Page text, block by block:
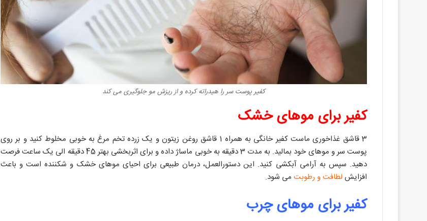
کفیر پوست سر را هیدراته کرده و از ریزش مو جلوگیری می کند
کفیر برای موهای خشک
3 قاشق غذاخوری ماست کفیر خانگی به همراه 1 قاشق روغن زیتون و یک زرده تخم مرغ به خوبی مخلوط کنید و بر روی
پوست سر و موهای خود بمالید. به مدت 3 دقیقه به خوبی ماساژ داده و برای اثربخشی بهتر 45 دقیقه الی یک ساعت فرصت
دهید. سپس به آرامی آبکشی کنید. این دستورالعمل، درمان طبیعی برای احیای موهای خشک و شکننده است و باعث
افزایش لطافت و رطوبت می شود.
کفیر برای موهای چرب